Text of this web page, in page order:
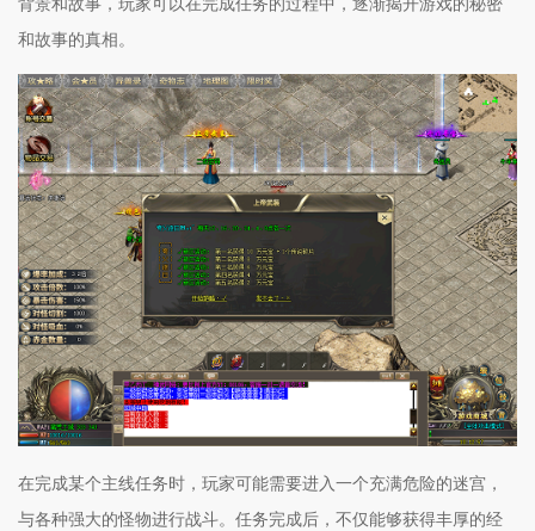
和故事的真相。
在完成某个主线任务时，玩家可能需要进入一个充满危险的迷宫，
与各种强大的怪物进行战斗。任务完成后，不仅能够获得丰厚的经